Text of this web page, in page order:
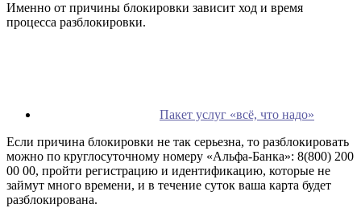
Именно от причины блокировки зависит ход и время
процесса разблокировки.
Пакет услуг «всё, что надо»
Если причина блокировки не так серьезна, то разблокировать
можно по круглосуточному номеру «Альфа-Банка»: 8(800) 200
00 00, пройти регистрацию и идентификацию, которые не
займут много времени, и в течение суток ваша карта будет
разблокирована.